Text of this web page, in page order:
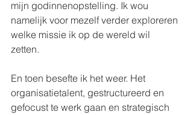
mijn godinnenopstelling. Ik wou
namelijk voor mezelf verder exploreren
welke missie ik op de wereld wil
zetten.
En toen besefte ik het weer. Het
organisatietalent, gestructureerd en
gefocust te werk gaan en strategisch